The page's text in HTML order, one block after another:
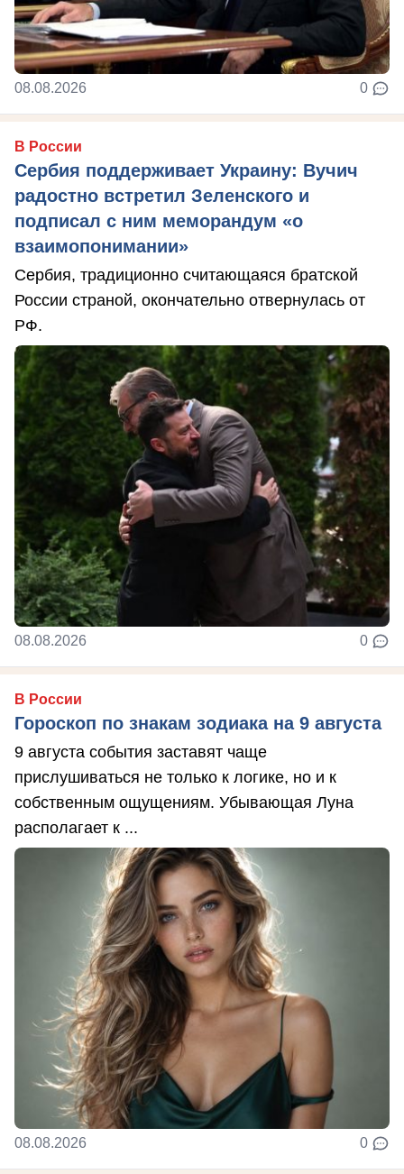
08.08.2026 0
В России
Сербия поддерживает Украину: Вучич
радостно встретил Зеленского и
подписал с ним меморандум «о
взаимопонимании»
Сербия, традиционно считающаяся братской
России страной, окончательно отвернулась от
РФ.
08.08.2026 0
В России
Гороскоп по знакам зодиака на 9 августа
9 августа события заставят чаще
прислушиваться не только к логике, но и к
собственным ощущениям. Убывающая Луна
располагает к ...
08.08.2026 0